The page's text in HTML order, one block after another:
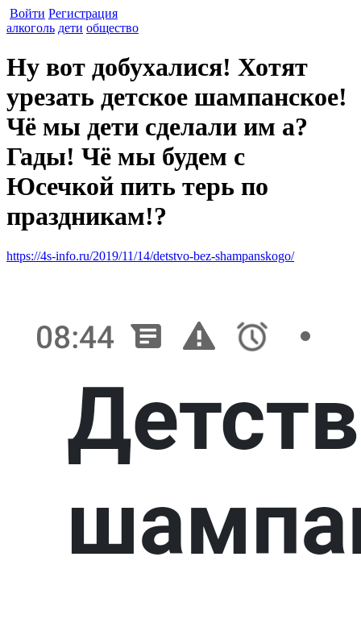
Войти Регистрация
алкоголь дети общество
Ну вот добухалися! Хотят
урезать детское шампанское!
Чё мы дети сделали им а?
Гады! Чё мы будем с
Юсечкой пить терь по
праздникам!?
https://4s-info.ru/2019/11/14/detstvo-bez-shampanskogo/